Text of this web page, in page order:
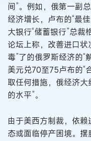
间”。例如，俄第一副
经济增长，卢布的“最
大银行“储蓄银行”总
论坛上称，改善进口状
毒”了的俄罗斯经济的“
美元兑70至75卢布的“
取任何措施，俄经济
的水平”。
由于美西方制裁，依
态或面临停产困境。